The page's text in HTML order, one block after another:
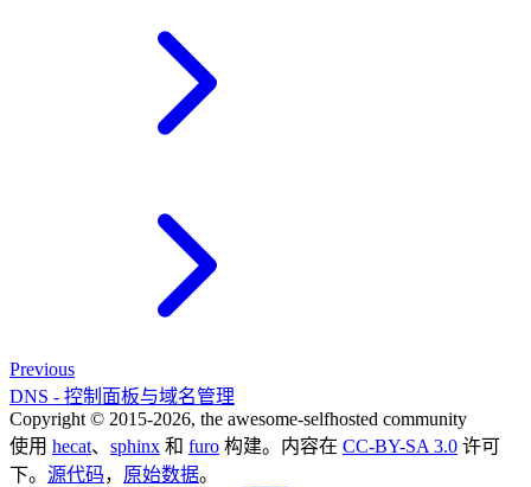
Previous
DNS - 控制面板与域名管理
Copyright © 2015-2026, the awesome-selfhosted community
使用 hecat、 sphinx 和 furo 构建。内容在 CC-BY-SA 3.0 许可
下。 源代码， 原始数据。